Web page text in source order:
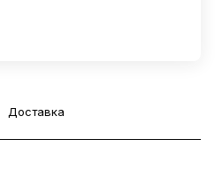
Доставка